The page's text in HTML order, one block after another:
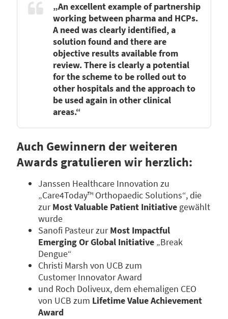
„An excellent example of partnership
working between pharma and HCPs.
A need was clearly identified, a
solution found and there are
objective results available from
review. There is clearly a potential
for the scheme to be rolled out to
other hospitals and the approach to
be used again in other clinical
areas.“
Auch Gewinnern der weiteren
Awards gratulieren wir herzlich:
Janssen Healthcare Innovation zu
„Care4Today™ Orthopaedic Solutions“, die
zurMost Valuable Patient Initiative gewählt
wurde
Sanofi Pasteur zurMost Impactful
Emerging Or Global Initiative „Break
Dengue“
Christi Marsh von UCB zum
Customer Innovator Award
und Roch Doliveux, dem ehemaligen CEO
von UCB zum Lifetime Value Achievement
Award